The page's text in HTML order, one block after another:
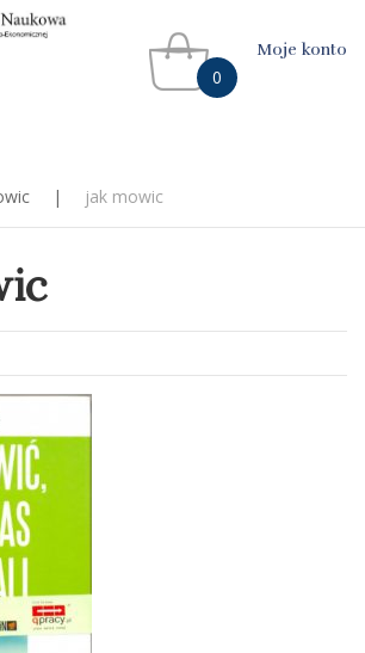
0
Moje konto
| jak mowic